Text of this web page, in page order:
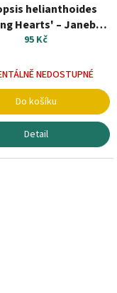
helianthoides
Hearts' – Janeba
drsná
95 Kč
NEDOSTUPNÉ
Do košíku
Detail